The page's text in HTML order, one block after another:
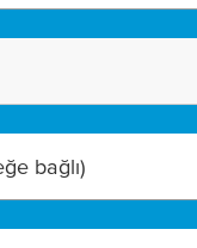
bağlı)